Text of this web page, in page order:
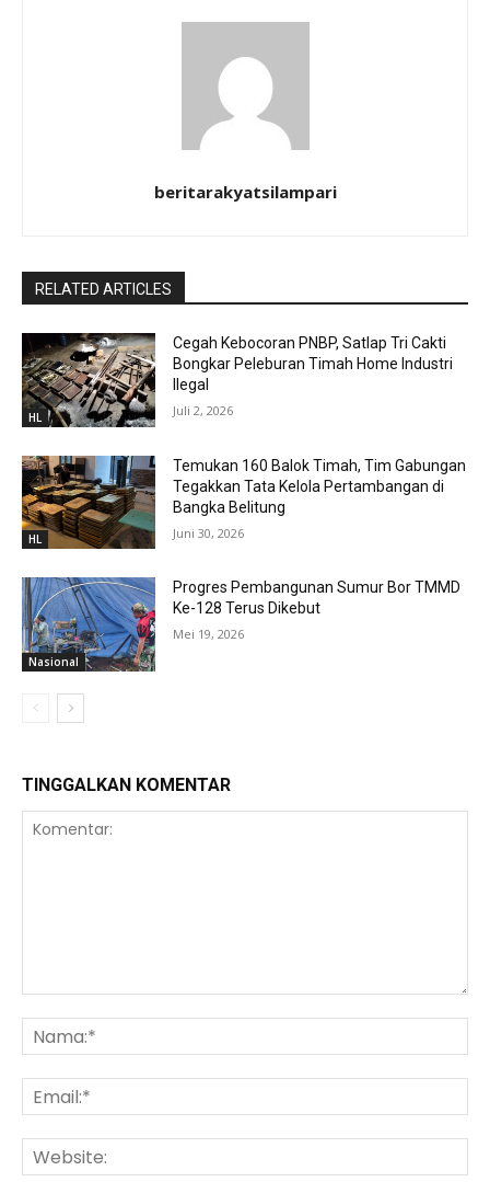
beritarakyatsilampari
RELATED ARTICLES
HL
Cegah Kebocoran PNBP, Satlap Tri Cakti
Bongkar Peleburan Timah Home Industri
Ilegal
Juli 2, 2026
HL
Temukan 160 Balok Timah, Tim Gabungan
Tegakkan Tata Kelola Pertambangan di
Bangka Belitung
Juni 30, 2026
Nasional
Progres Pembangunan Sumur Bor TMMD
Ke-128 Terus Dikebut
Mei 19, 2026
TINGGALKAN KOMENTAR